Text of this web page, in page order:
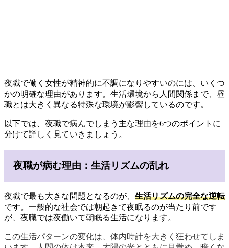
夜職で働く女性が精神的に不調になりやすいのには、いくつ
かの明確な理由があります。生活環境から人間関係まで、昼
職とは大きく異なる特殊な環境が影響しているのです。
以下では、夜職で病んでしまう主な理由を6つのポイントに
分けて詳しく見ていきましょう。
夜職が病む理由：生活リズムの乱れ
夜職で最も大きな問題となるのが、 生活リズムの完全な逆転
です。一般的な社会では朝起きて夜眠るのが当たり前です
が、夜職では夜働いて朝眠る生活になります。
この生活パターンの変化は、体内時計を大きく狂わせてしま